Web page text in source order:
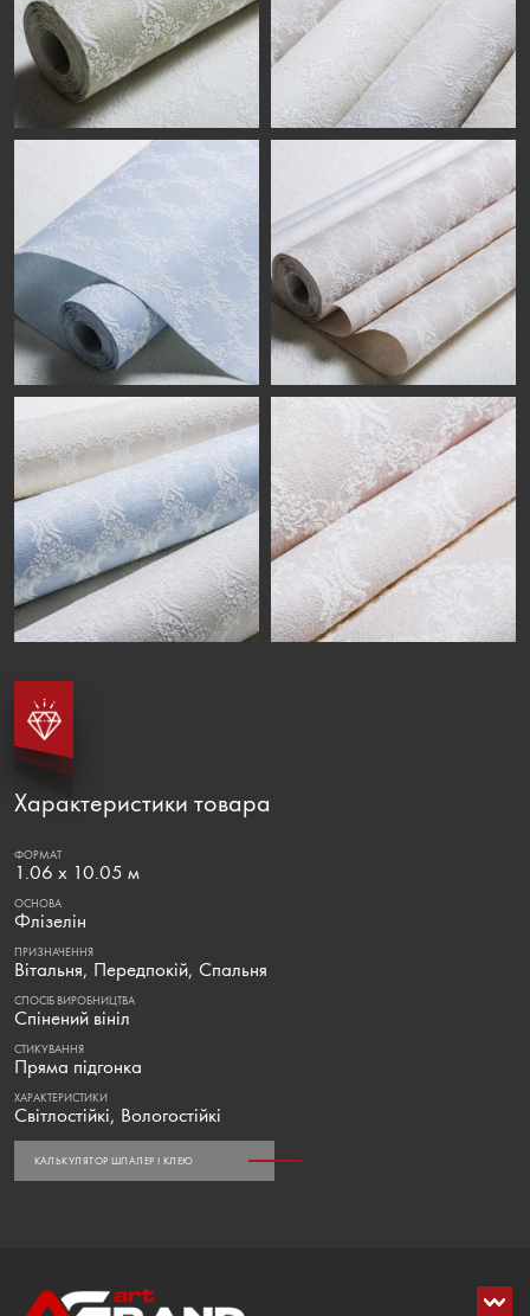
Характеристики товара
ФОРМАТ
1.06 x 10.05 м
ОСНОВА
Флізелін
ПРИЗНАЧЕННЯ
Вітальня, Передпокій, Спальня
СПОСІБ ВИРОБНИЦТВА
Спінений вініл
СТИКУВАННЯ
Пряма підгонка
ХАРАКТЕРИСТИКИ
Світлостійкі, Вологостійкі
КАЛЬКУЛЯТОР ШПАЛЕР І КЛЕЮ